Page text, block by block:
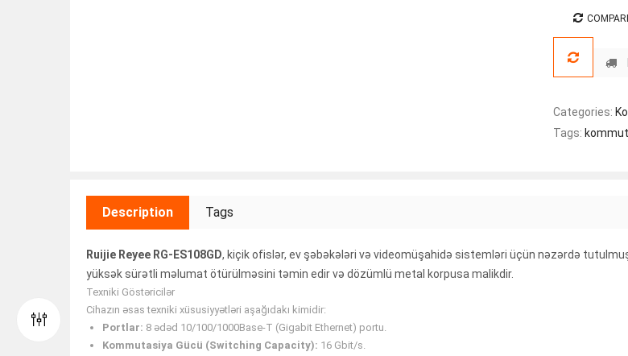
Categories:
Tags:
Description Tags
Ruijie Reyee RG-ES108GD, kiçik ofislər, ev şəbəkələri və videomüşahidə sistemləri üçün nəzərdə
yüksək sürətli məlumat ötürülməsini təmin edir və dözümlü metal korpusa malikdir.
Texniki Göstəricilər
Cihazın əsas texniki xüsusiyyətləri aşağıdakı kimidir:
Portlar: 8 ədəd 10/100/1000Base-T (Gigabit Ethernet) portu.
Kommutasiya Gücü (Switching Capacity): 16 Gbit/s.